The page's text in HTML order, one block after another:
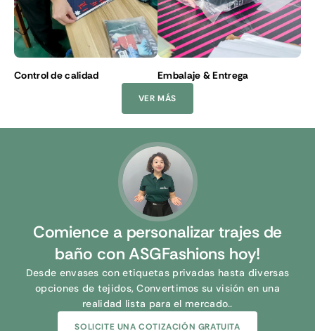
Control de calidad Embalaje & Entrega
VER MÁS
Comience a personalizar trajes de
baño con ASGFashions hoy!
Desde envases con etiquetas privadas hasta diversas
opciones de tejidos, Convertimos su visión en una
realidad lista para el mercado..
SOLICITE UNA COTIZACIÓN GRATUITA